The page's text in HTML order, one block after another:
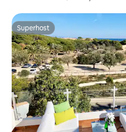
Superhost
Superhost